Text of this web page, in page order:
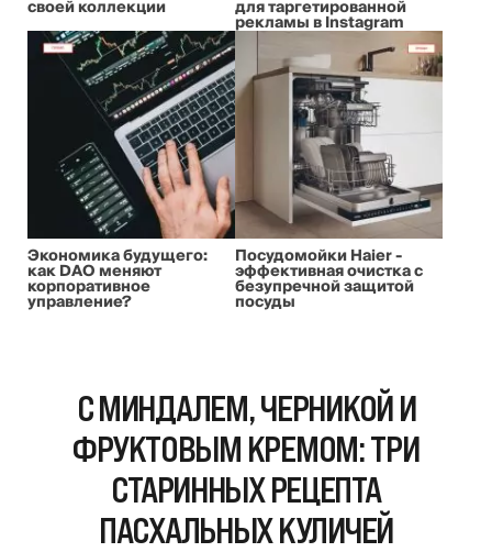
своей коллекции для таргетированной
рекламы в Instagram
Экономика будущего:
как DAO меняют
корпоративное
управление?
Посудомойки Haier -
эффективная очистка с
безупречной защитой
посуды
С МИНДАЛЕМ, ЧЕРНИКОЙ И
ФРУКТОВЫМ КРЕМОМ: ТРИ
СТАРИННЫХ РЕЦЕПТА
ПАСХАЛЬНЫХ КУЛИЧЕЙ